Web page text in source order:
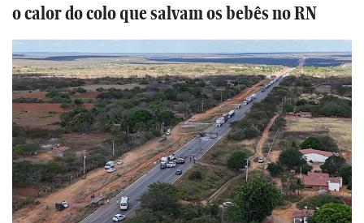
o calor do colo que salvam os bebês no RN